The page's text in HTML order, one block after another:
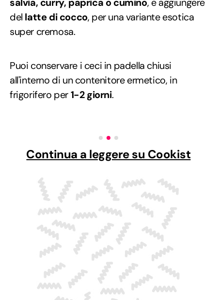
salvia, curry, paprica o cumino, e aggiungere
del latte di cocco, per una variante esotica
super cremosa.
Puoi conservare i ceci in padella chiusi
all'interno di un contenitore ermetico, in
frigorifero per1-2 giorni.
Continua a leggere su Cookist